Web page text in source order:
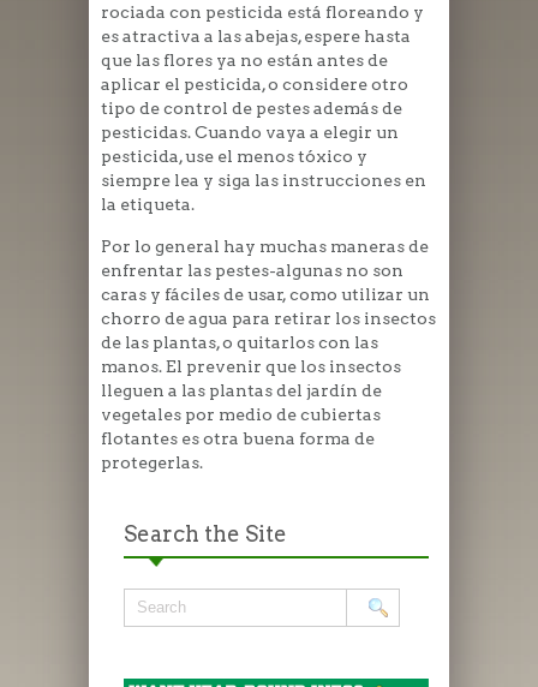
rociada con pesticida está floreando y
es atractiva a las abejas, espere hasta
que las flores ya no están antes de
aplicar el pesticida, o considere otro
tipo de control de pestes además de
pesticidas. Cuando vaya a elegir un
pesticida, use el menos tóxico y
siempre lea y siga las instrucciones en
la etiqueta.
Por lo general hay muchas maneras de
enfrentar las pestes-algunas no son
caras y fáciles de usar, como utilizar un
chorro de agua para retirar los insectos
de las plantas, o quitarlos con las
manos. El prevenir que los insectos
lleguen a las plantas del jardín de
vegetales por medio de cubiertas
flotantes es otra buena forma de
protegerlas.
Search the Site